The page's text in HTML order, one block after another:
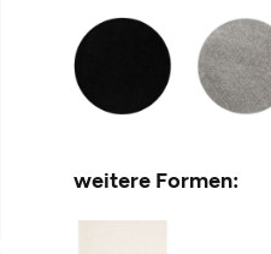
weitere Formen: